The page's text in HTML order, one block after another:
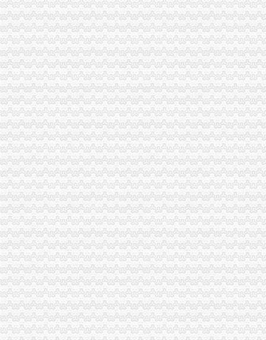
全市重庆公司注销1-2月拍卖活动况统计
市重庆税务注销局三项举措助创办微型企业